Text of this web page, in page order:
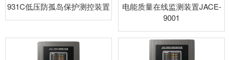
931C低压防孤岛保护测控装置
电能质量在线监测装置JACE-
9001